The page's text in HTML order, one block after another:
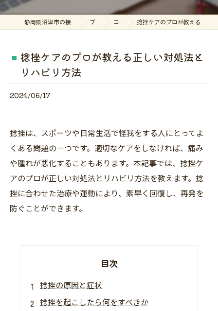
静岡県沼津市の接骨院ならあり接骨院 ブログ コラム 捻挫ケアのプロが教える正しい対処法とリハビリ方法
捻挫ケアのプロが教える正しい対処法と
リハビリ方法
2024/06/17
捻挫は、スポーツや日常生活で怪我をする人にとってよ
くある問題の一つです。適切なケアをしなければ、痛み
や腫れが悪化することもあります。本記事では、捻挫ケ
アのプロが正しい対処法とリハビリ方法を教えます。捻
挫に合わせた治療や運動により、素早く回復し、再発を
防ぐことができます。
目次
捻挫の原因と症状
捻挫を起こしたら何をすべきか